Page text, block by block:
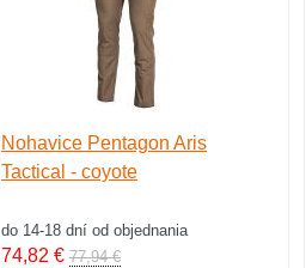
Nohavice Pentagon Aris
Tactical - coyote
do 14-18 dní od objednania
74,82 € 77,94 €